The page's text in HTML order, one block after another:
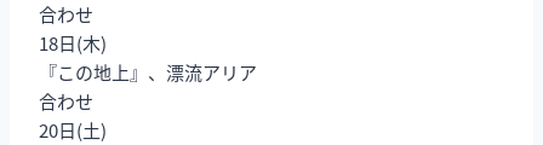
合わせ
18日(木)
『この地上』、漂流アリア
合わせ
20日(土)